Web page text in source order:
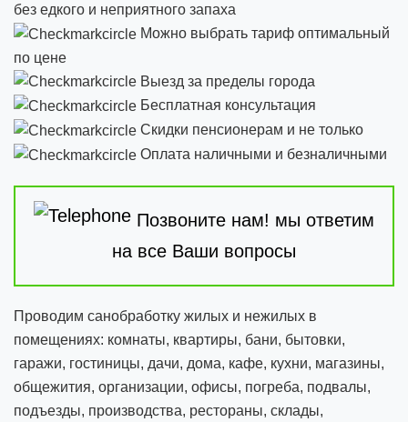
без едкого и неприятного запаха
Можно выбрать тариф оптимальный
по цене
Выезд за пределы города
Бесплатная консультация
Скидки пенсионерам и не только
Оплата наличными и безналичными
Позвоните нам! мы ответим
на все Ваши вопросы
Проводим санобработку жилых и нежилых в
помещениях: комнаты, квартиры, бани, бытовки,
гаражи, гостиницы, дачи, дома, кафе, кухни, магазины,
общежития, организации, офисы, погреба, подвалы,
подъезды, производства, рестораны, склады,